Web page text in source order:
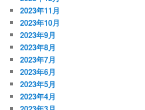
2023年11月
2023年10月
2023年9月
2023年8月
2023年7月
2023年6月
2023年5月
2023年4月